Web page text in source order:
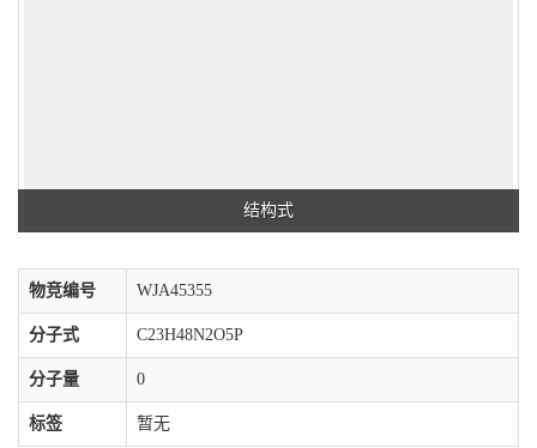
结构式
物竞编号 WJA45355
分子式 C23H48N2O5P
分子量 0
标签 暂无